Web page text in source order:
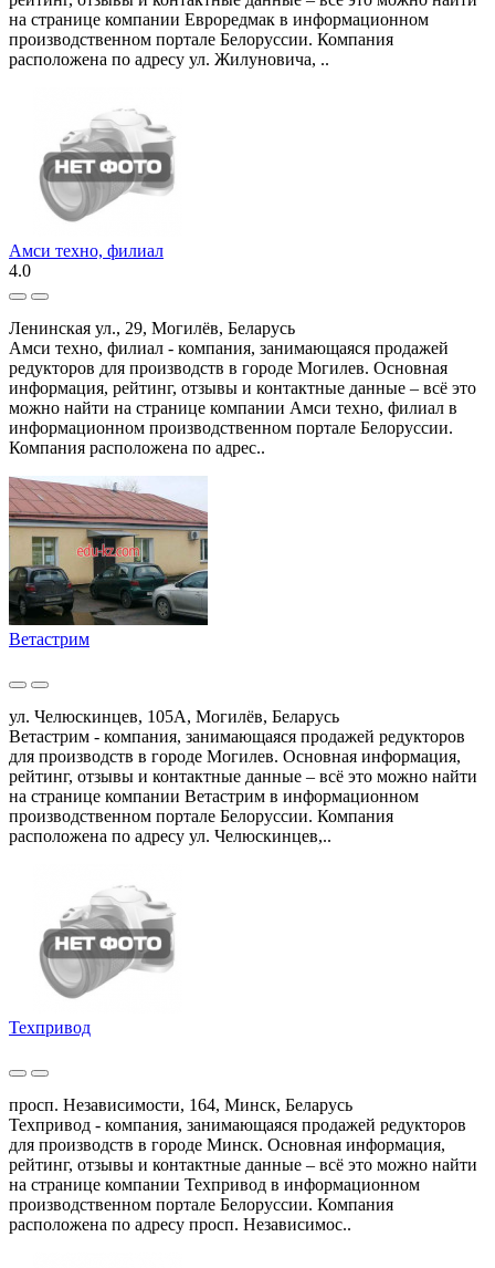
на странице компании Евроредмак в информационном
производственном портале Белоруссии. Компания
расположена по адресу ул. Жилуновича, ..
Амси техно, филиал
4.0
Ленинская ул., 29, Могилёв, Беларусь
Амси техно, филиал - компания, занимающаяся продажей
редукторов для производств в городе Могилев. Основная
информация, рейтинг, отзывы и контактные данные – всё это
можно найти на странице компании Амси техно, филиал в
информационном производственном портале Белоруссии.
Компания расположена по адрес..
Ветастрим
ул. Челюскинцев, 105А, Могилёв, Беларусь
Ветастрим - компания, занимающаяся продажей редукторов
для производств в городе Могилев. Основная информация,
рейтинг, отзывы и контактные данные – всё это можно найти
на странице компании Ветастрим в информационном
производственном портале Белоруссии. Компания
расположена по адресу ул. Челюскинцев,..
Техпривод
просп. Независимости, 164, Минск, Беларусь
Техпривод - компания, занимающаяся продажей редукторов
для производств в городе Минск. Основная информация,
рейтинг, отзывы и контактные данные – всё это можно найти
на странице компании Техпривод в информационном
производственном портале Белоруссии. Компания
расположена по адресу просп. Независимос..